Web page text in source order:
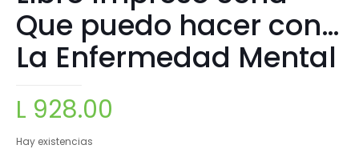
Que puedo hacer con…
La Enfermedad Mental
L 928.00
Hay existencias